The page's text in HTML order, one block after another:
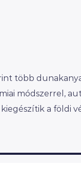
több
módszerrel,
a földi